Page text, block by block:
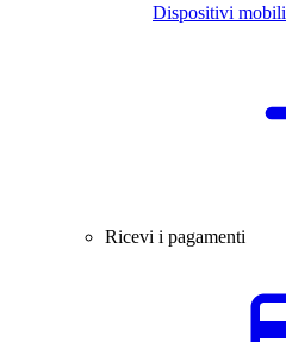
Dispositivi mobili
Ricevi i pagamenti